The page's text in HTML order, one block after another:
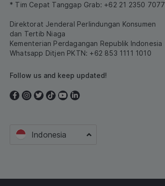
* Tim Cepat Tanggap Grab: +62 21 2350 7077
Direktorat Jenderal Perlindungan Konsumen
dan Tertib Niaga
Kementerian Perdagangan Republik Indonesia
Whatsapp Ditjen PKTN: +62 853 1111 1010
Follow us and keep updated!
Indonesia